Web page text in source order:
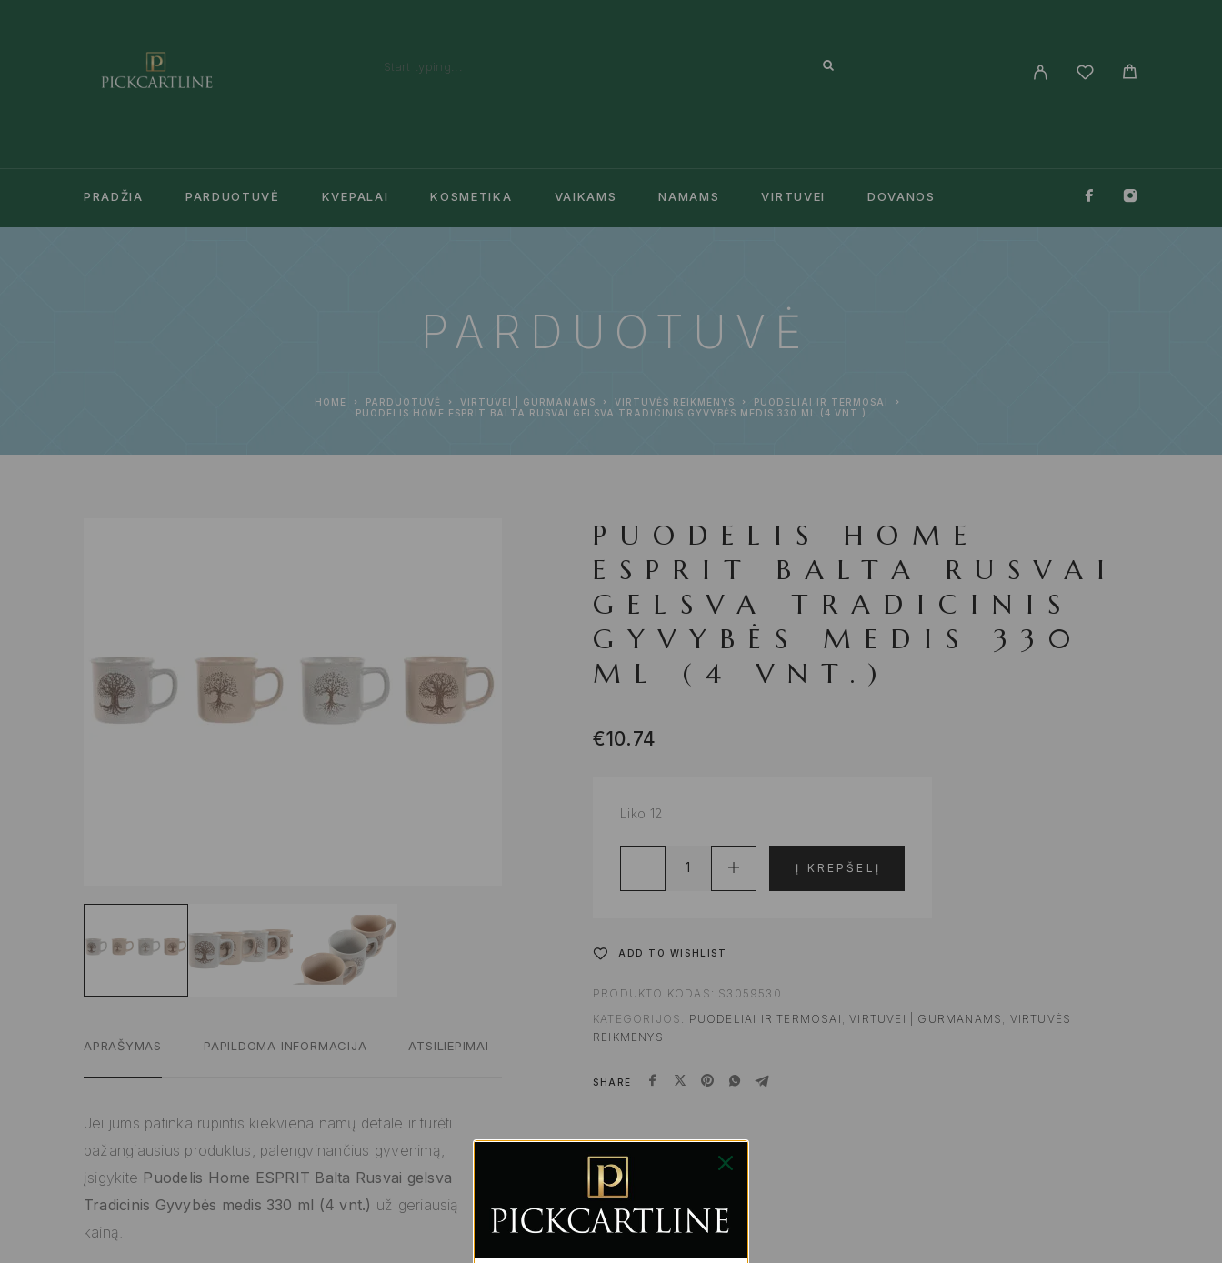
PRADŽIA PARDUOTUVĖ KVEPALAI KOSMETIKA VAIKAMS NAMAMS VIRTUVEI DOVANOS
PARDUOTUVĖ
HOME PARDUOTUVĖ VIRTUVEI | GURMANAMS VIRTUVĖS REIKMENYS
PUODELIAI IR TERMOSAI
PUODELIS HOME ESPRIT BALTA RUSVAI GELSVA TRADICINIS GYVYBĖS MEDIS 330 ML (4 VNT.)
APRAŠYMAS PAPILDOMA INFORMACIJA ATSILIEPIMAI
Jei jums patinka rūpintis kiekviena namų detale ir turėti
pažangiausius produktus, palengvinančius gyvenimą,
įsigykite Puodelis Home ESPRIT Balta Rusvai gelsva
Tradicinis Gyvybės medis 330 ml (4 vnt.) už geriausią
kainą.
PUODELIS HOME
ESPRIT BALTA RUSVAI
GELSVA TRADICINIS
GYVYBĖS MEDIS 330
ML (4 VNT.)
€10.74
Liko 12
Į KREPŠELĮ
ADD TO WISHLIST
PRODUKTO KODAS: S3059530
KATEGORIJOS: PUODELIAI IR TERMOSAI ,VIRTUVEI | GURMANAMS
VIRTUVĖS
REIKMENYS
SHARE